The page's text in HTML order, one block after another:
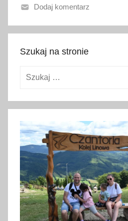
o
0
m
a
0
2
3
Dodaj komentarz
Szukaj na stronie
Szukaj: